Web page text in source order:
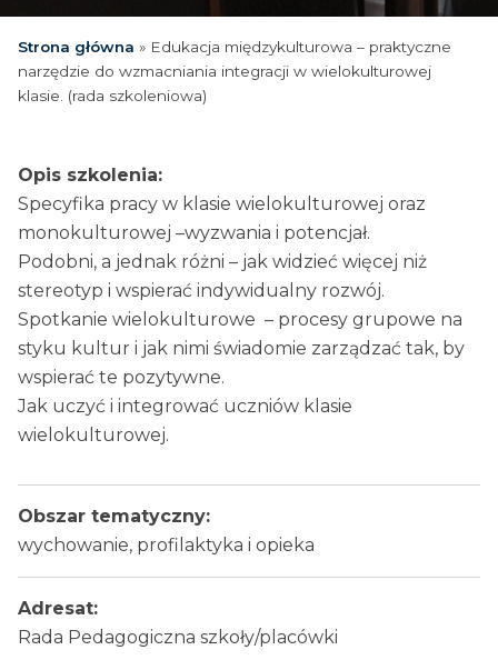
Strona główna » Edukacja międzykulturowa – praktyczne
narzędzie do wzmacniania integracji w wielokulturowej
klasie. (rada szkoleniowa)
Opis szkolenia:
Specyfika pracy w klasie wielokulturowej oraz
monokulturowej –wyzwania i potencjał.
Podobni, a jednak różni – jak widzieć więcej niż
stereotyp i wspierać indywidualny rozwój.
Spotkanie wielokulturowe – procesy grupowe na
styku kultur i jak nimi świadomie zarządzać tak, by
wspierać te pozytywne.
Jak uczyć i integrować uczniów klasie
wielokulturowej.
Obszar tematyczny:
wychowanie, profilaktyka i opieka
Adresat:
Rada Pedagogiczna szkoły/placówki